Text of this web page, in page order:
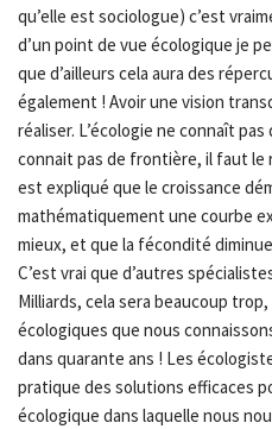
qu’elle est sociologue) c’est
d’un point de vue écologique je
que d’ailleurs cela aura des
également ! Avoir une vision
réaliser. L’écologie ne connaît
connait pas de frontière, il faut le
est expliqué que le croissance
mathématiquement une courbe
mieux, et que la fécondité
C’est vrai que d’autres
Milliards, cela sera beaucoup
écologiques que nous
dans quarante ans ! Les
pratique des solutions efficaces
écologique dans laquelle nous